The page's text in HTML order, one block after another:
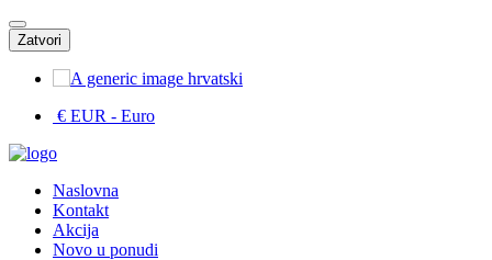
Zatvori
hrvatski
€ EUR - Euro
Naslovna
Kontakt
Akcija
Novo u ponudi